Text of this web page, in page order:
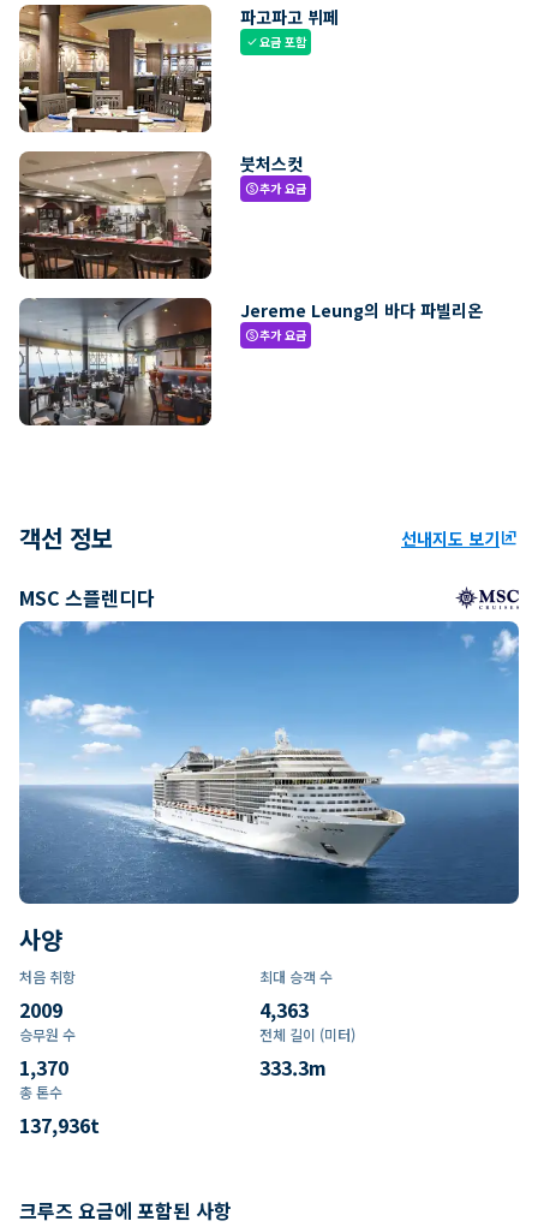
파고파고 뷔페
check요금 포함
붓처스컷
paid추가 요금
Jereme Leung의 바다 파빌리온
paid추가 요금
객선 정보 선내지도 보기ungroup
MSC 스플렌디다
사양
처음 취항
2009
최대 승객 수
4,363
승무원 수
1,370
전체 길이 (미터)
333.3m
총 톤수
137,936t
크루즈 요금에 포함된 사항